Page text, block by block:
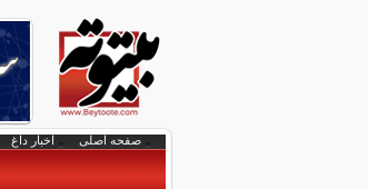
صفحه اصلی اخبار داغ